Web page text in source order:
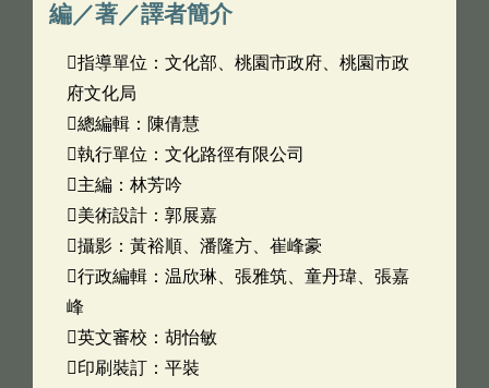
編／著／譯者簡介
指導單位：文化部、桃園市政府、桃園市政
府文化局
總編輯：陳倩慧
執行單位：文化路徑有限公司
主編：林芳吟
美術設計：郭展嘉
攝影：黃裕順、潘隆方、崔峰豪
行政編輯：温欣琳、張雅筑、童丹瑋、張嘉
峰
英文審校：胡怡敏
印刷裝訂：平裝